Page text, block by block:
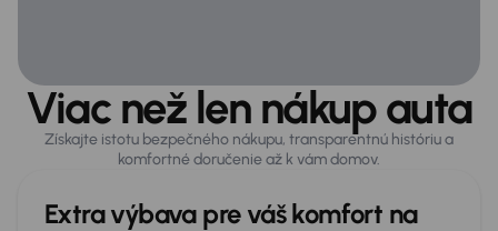
Airbag
Asistent rozjazdu do kopca
ESP
Viac než len nákup auta
Získajte istotu bezpečného nákupu, transparentnú históriu a
komfortné doručenie až k vám domov.
Extra výbava pre váš komfort na